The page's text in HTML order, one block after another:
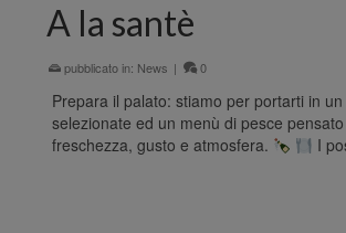
A la santè
pubblicato in: News | 0
Prepara il palato: stiamo per portarti in
selezionate ed un menù di pesce
freschezza, gusto e atmosfera.
I